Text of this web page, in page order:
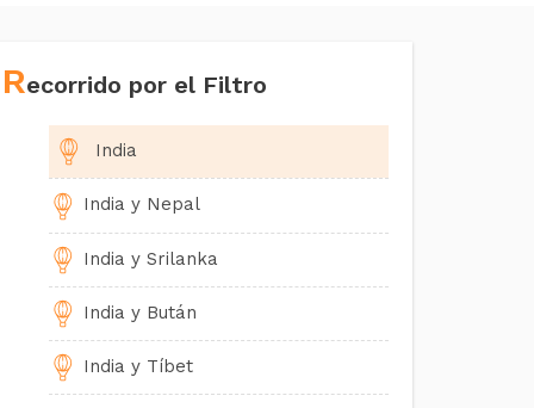
Recorrido por el Filtro
India
India y Nepal
India y Srilanka
India y Bután
India y Tíbet